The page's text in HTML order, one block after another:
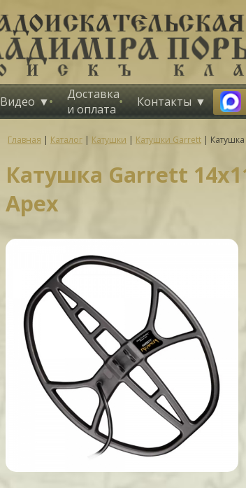
Видео
Доставка
и оплата
Контакты
Главная | Каталог | Катушки | Катушки Garrett |
Катушка Garrett
Apex